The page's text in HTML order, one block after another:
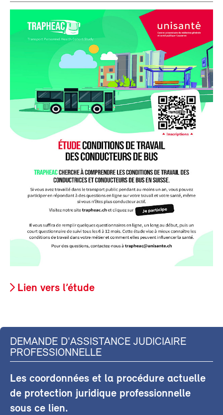
Lien vers l’étude
DEMANDE D'ASSISTANCE JUDICIAIRE
PROFESSIONNELLE
Les coordonnées et la procédure actuelle
de protection juridique professionnelle
sous ce lien.